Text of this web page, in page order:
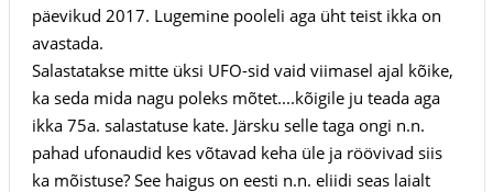
päevikud 2017. Lugemine pooleli aga üht teist ikka on
avastada.
Salastatakse mitte üksi UFO-sid vaid viimasel ajal kõike,
ka seda mida nagu poleks mõtet....kõigile ju teada aga
ikka 75a. salastatuse kate. Järsku selle taga ongi n.n.
pahad ufonaudid kes võtavad keha üle ja röövivad siis
ka mõistuse? See haigus on eesti n.n. eliidi seas laialt